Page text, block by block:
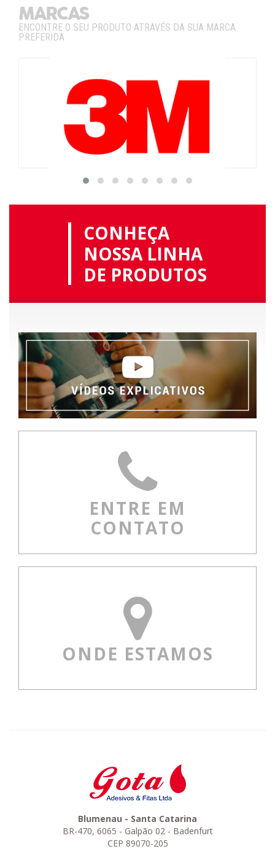
MARCAS
ENCONTRE O SEU PRODUTO ATRAVÉS DA SUA MARCA
PREFERIDA
CONHEÇA
NOSSA LINHA
DE PRODUTOS
ENTRE EM
CONTATO
ONDE ESTAMOS
Blumenau - Santa Catarina
BR-470, 6065 - Galpão 02 - Badenfurt
CEP 89070-205